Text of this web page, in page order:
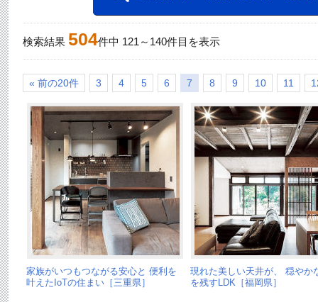
検索結果 504件中 121 ～ 140件目を表示
« 前の20件 3 4 5 6 7 8 9 10 11
家族がいつもつながる安心と 便利を
叶えたIoTの住まい［三重県］
現れた美しい天井が、 穏やか
を残すLDK［福岡県］